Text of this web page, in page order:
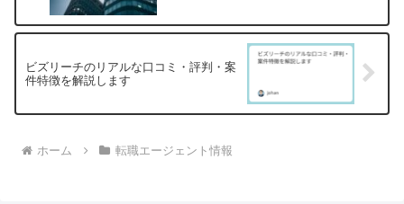
ビズリーチのリアルな口コミ・評判・案
件特徴を解説します
ホーム 転職エージェント情報